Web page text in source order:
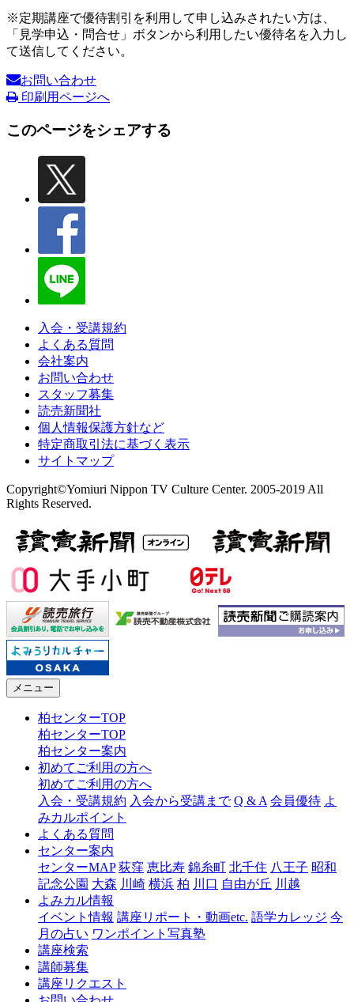
※定期講座で優待割引を利用して申し込みされたい方は、
「見学申込・問合せ」ボタンから利用したい優待名を入力し
て送信してください。
お問い合わせ
印刷用ページへ
このページをシェアする
入会・受講規約
よくある質問
会社案内
お問い合わせ
スタッフ募集
読売新聞社
個人情報保護方針など
特定商取引法に基づく表示
サイトマップ
Copyright©Yomiuri Nippon TV Culture Center. 2005-2019 All
Rights Reserved.
メニュー
柏センターTOP
柏センターTOP
柏センター案内
初めてご利用の方へ
初めてご利用の方へ
入会・受講規約 入会から受講まで Q & A 会員優待 よ
みカルポイント
よくある質問
センター案内
センターMAP 荻窪 恵比寿 錦糸町 北千住 八王子 昭和
記念公園 大森 川崎 横浜 柏 川口 自由が丘 川越
よみカル情報
イベント情報 講座リポート・動画etc. 語学カレッジ 今
月の占い ワンポイント写真塾
講座検索
講師募集
講座リクエスト